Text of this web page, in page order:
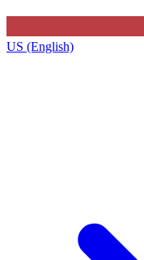
US (English)